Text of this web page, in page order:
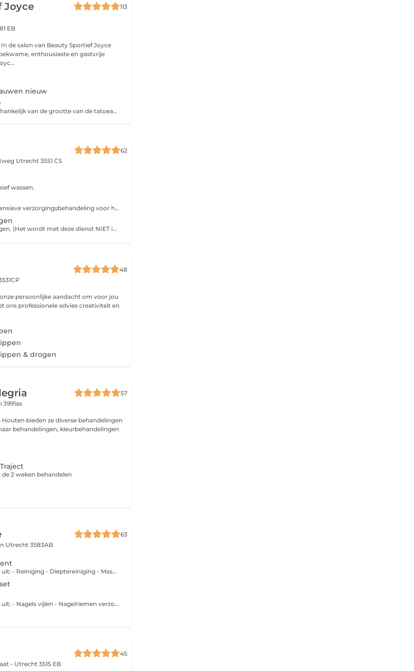
Joyce
113
EB
de salon van Beauty Sportief Joyce
enthousiaste en gastvrije
nieuw
Deze prijs is vanaf €60,- afhankelijk van de grootte van de tatoeage
62
Utrecht 3551 CS
wassen.
Een haarmasker is een intensieve verzorgingsbehandeling voor het haar, ontworpen om diep te voeden, te herstellen en te hydrateren. In tegenstelling tot gewone conditioners dringt een haarmasker dieper door in de haarvezel en blijft het meestal langer in het haar zitten, wat zorgt voor een krachtigere werking.
Haar wassen inclusief drogen. (Het wordt met deze dienst NIET in model geföhnd.
48
persoonlijke aandacht om voor jou
ons professionele advies creativiteit en
& drogen
57
3991as
bieden ze diverse behandelingen
behandelingen, kleurbehandelingen
2 weken behandelen
63
Utrecht 3583AB
Deze behandeling bestaat uit: - Reiniging - Dieptereiniging - Masker - Dagcrème Mogelijke extra's De microdermabrasie behandeling activeert de vernieuwing van de huid. Naaldloze mesotherapie is een behandelmethode om werkstoffen d.m.v. geluidstrillingen (ultrasound) in de huid aan te brengen. Mesotherapie wordt met veel succes toegepast in de strijd tegen huidveroudering. Het verbetert het huidbeeld en helpt rimpels vervagen. Mesotherapie pakt de oorzaak van huidveroudering aan door allerlei essentiële werkstoffen in de huid te sluizen. De peeling is een behandeling waarbij er op een gecontroleerde manier een dun laagje huid wordt verwijderd. Het is een uitstekend middel voor huidverbetering.
Deze behandeling bestaat uit: - Nagels vijlen - Nagelriemen verzorgen - Handscrub - Handmasker
45
- Utrecht 3515 EB